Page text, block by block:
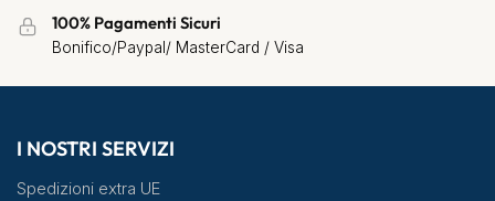
100% Pagamenti Sicuri
Bonifico/Paypal/ MasterCard / Visa
I NOSTRI SERVIZI
Spedizioni extra UE